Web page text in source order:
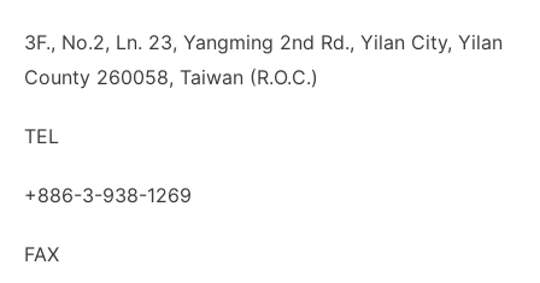
3F., No.2, Ln. 23, Yangming 2nd Rd., Yilan City, Yilan
County 260058, Taiwan (R.O.C.)
TEL
+886-3-938-1269
FAX